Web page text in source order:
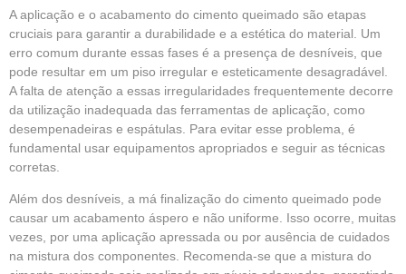
A aplicação e o acabamento do cimento queimado são etapas
cruciais para garantir a durabilidade e a estética do material. Um
erro comum durante essas fases é a presença de desníveis, que
pode resultar em um piso irregular e esteticamente desagradável.
A falta de atenção a essas irregularidades frequentemente decorre
da utilização inadequada das ferramentas de aplicação, como
desempenadeiras e espátulas. Para evitar esse problema, é
fundamental usar equipamentos apropriados e seguir as técnicas
corretas.
Além dos desníveis, a má finalização do cimento queimado pode
causar um acabamento áspero e não uniforme. Isso ocorre, muitas
vezes, por uma aplicação apressada ou por ausência de cuidados
na mistura dos componentes. Recomenda-se que a mistura do